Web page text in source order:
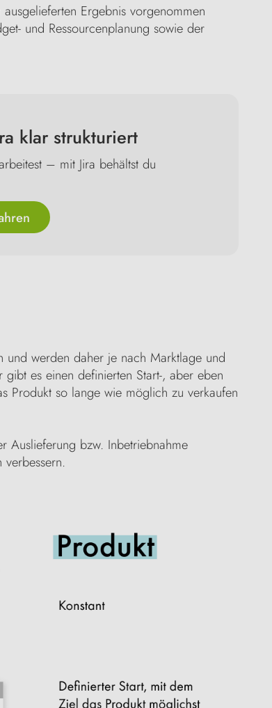
Ergebnis vorgenommen
und Ressourcenplanung sowie der
klar strukturiert
– mit Jira behältst du
und werden daher je nach Marktlage und
gibt es einen definierten Start-, aber eben
Produkt so lange wie möglich zu verkaufen
Auslieferung bzw. Inbetriebnahme